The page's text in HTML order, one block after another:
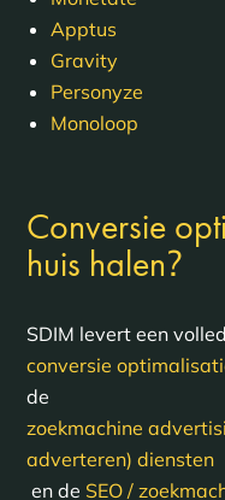
Apptus
Gravity
Personyze
Monoloop
Conversie
huis halen?
SDIM levert een
conversie
de
zoekmachine
adverteren) diensten
en de SEO /